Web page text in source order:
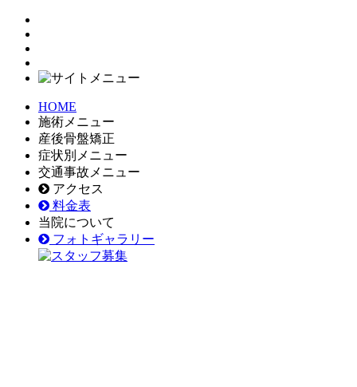
HOME
施術メニュー
産後骨盤矯正
症状別メニュー
交通事故メニュー
アクセス
料金表
当院について
フォトギャラリー